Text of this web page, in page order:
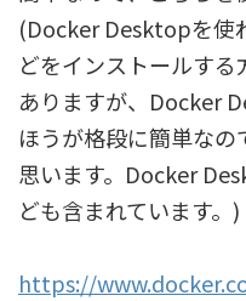
(Docker Desktopを使
どをインストールする
ありますが、Docker
ほうが格段に簡単な
思います。Docker
ども含まれています。)
https://